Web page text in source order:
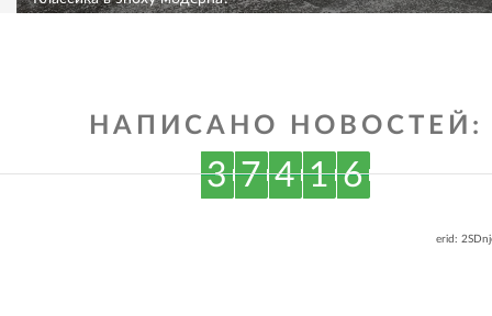
НАПИСАНО НОВОСТЕЙ:
3 7 4 1 6
erid: